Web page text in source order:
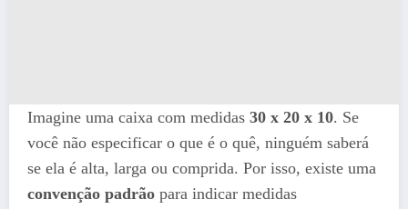
Imagine uma caixa com medidas 30 x 20 x 10. Se
você não especificar o que é o quê, ninguém saberá
se ela é alta, larga ou comprida. Por isso, existe uma
convenção padrão para indicar medidas